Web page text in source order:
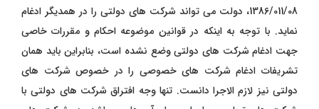
1386/011/08، دولت می ‌تواند شرکت ‌های دولتی را در همدیگر ادغام
نماید. با توجه به اینکه در قوانین موضوعه احکام و مقررات خاصی
جهت ادغام شرکت ‌های دولتی وضع نشده است، بنابراین باید همان
تشریفات ادغام شرکت‌ های خصوصی را در خصوص شرکت ‌های
دولتی نیز لازم ‌الاجرا دانست. تنها وجه افتراق شرکت ‌های دولتی با